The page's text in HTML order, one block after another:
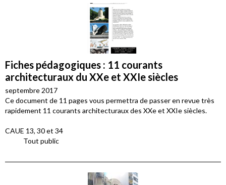
Fiches pédagogiques : 11 courants
architecturaux du XXe et XXIe siècles
septembre 2017
Ce document de 11 pages vous permettra de passer en revue très
rapidement 11 courants architecturaux des XXe et XXIe siècles.
CAUE 13, 30 et 34
Tout public